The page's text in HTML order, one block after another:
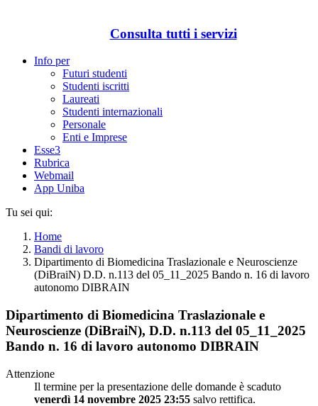
Consulta tutti i servizi
Info per
Futuri studenti
Studenti iscritti
Laureati
Studenti internazionali
Personale
Enti e Imprese
Esse3
Rubrica
Webmail
App Uniba
Tu sei qui:
Home
Bandi di lavoro
Dipartimento di Biomedicina Traslazionale e Neuroscienze
(DiBraiN) D.D. n.113 del 05_11_2025 Bando n. 16 di lavoro
autonomo DIBRAIN
Dipartimento di Biomedicina Traslazionale e
Neuroscienze (DiBraiN), D.D. n.113 del 05_11_2025
Bando n. 16 di lavoro autonomo DIBRAIN
Attenzione
Il termine per la presentazione delle domande è scaduto
venerdì 14 novembre 2025 23:55 salvo rettifica.